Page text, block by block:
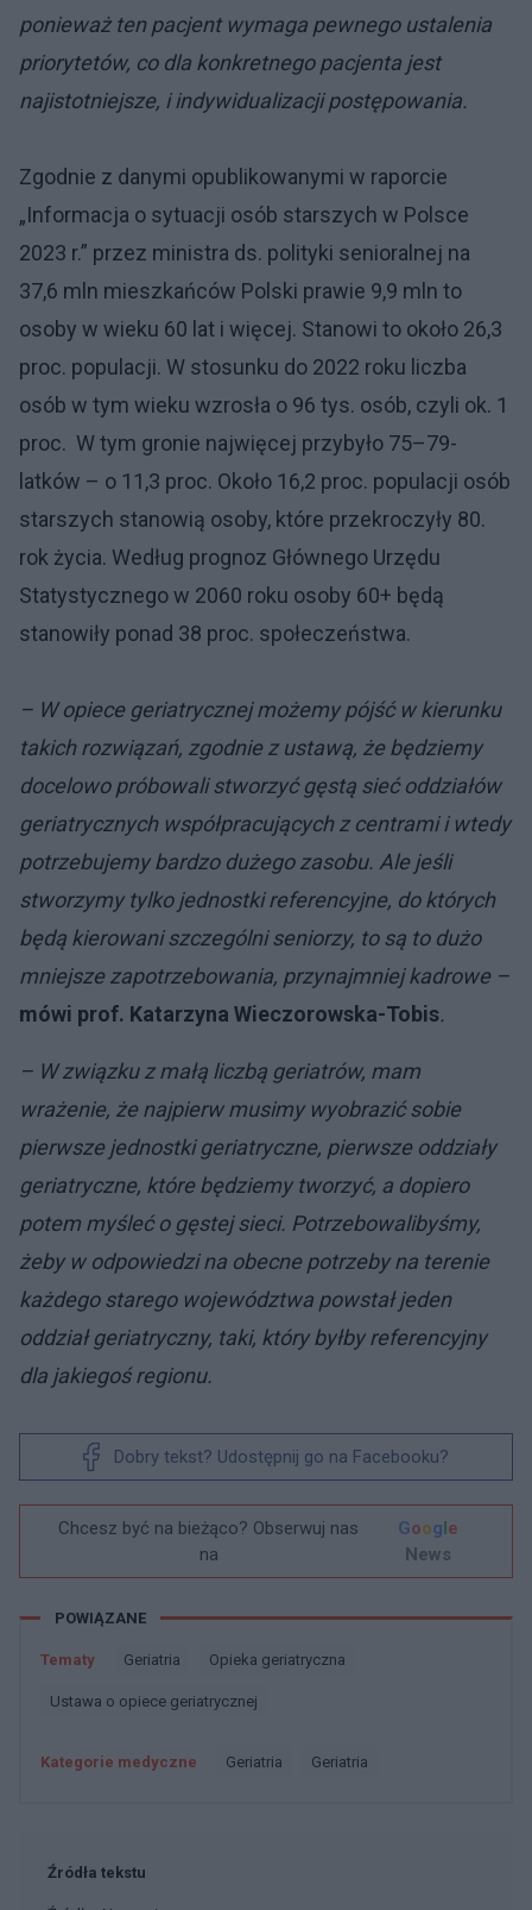
ponieważ ten pacjent wymaga pewnego ustalenia
priorytetów, co dla konkretnego pacjenta jest
najistotniejsze, i indywidualizacji postępowania.
Zgodnie z danymi opublikowanymi w raporcie
„Informacja o sytuacji osób starszych w Polsce
2023 r.” przez ministra ds. polityki senioralnej na
37,6 mln mieszkańców Polski prawie 9,9 mln to
osoby w wieku 60 lat i więcej. Stanowi to około 26,3
proc. populacji. W stosunku do 2022 roku liczba
osób w tym wieku wzrosła o 96 tys. osób, czyli ok. 1
proc. W tym gronie najwięcej przybyło 75–79-
latków – o 11,3 proc. Około 16,2 proc. populacji osób
starszych stanowią osoby, które przekroczyły 80.
rok życia. Według prognoz Głównego Urzędu
Statystycznego w 2060 roku osoby 60+ będą
stanowiły ponad 38 proc. społeczeństwa.
– W opiece geriatrycznej możemy pójść w kierunku
takich rozwiązań, zgodnie z ustawą, że będziemy
docelowo próbowali stworzyć gęstą sieć oddziałów
geriatrycznych współpracujących z centrami i wtedy
potrzebujemy bardzo dużego zasobu. Ale jeśli
stworzymy tylko jednostki referencyjne, do których
będą kierowani szczególni seniorzy, to są to dużo
mniejsze zapotrzebowania, przynajmniej kadrowe –
mówi prof. Katarzyna Wieczorowska-Tobis.
– W związku z małą liczbą geriatrów, mam
wrażenie, że najpierw musimy wyobrazić sobie
pierwsze jednostki geriatryczne, pierwsze oddziały
geriatryczne, które będziemy tworzyć, a dopiero
potem myśleć o gęstej sieci. Potrzebowalibyśmy,
żeby w odpowiedzi na obecne potrzeby na terenie
każdego starego województwa powstał jeden
oddział geriatryczny, taki, który byłby referencyjny
dla jakiegoś regionu.
Dobry tekst? Udostępnij go na Facebooku?
Chcesz być na bieżąco? Obserwuj nas
na
Google
News
POWIĄZANE
Tematy Geriatria Opieka geriatryczna
Ustawa o opiece geriatrycznej
Kategorie medyczne Geriatria Geriatria
Źródła tekstu